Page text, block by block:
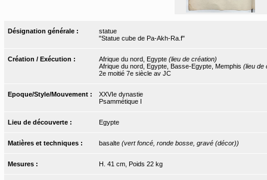
Désignation générale :
statue
"Statue cube de Pa-Akh-Ra.f"
Création / Exécution : Afrique du nord, Egypte (lieu de création)
Afrique du nord, Egypte, Basse-Egypte, Memphis (lieu de
2e moitié 7e siècle av JC
Epoque/Style/Mouvement :
XXVIe dynastie
Psammétique I
Lieu de découverte : Egypte
Matières et techniques : basalte (vert foncé, ronde bosse, gravé (décor))
Mesures : H. 41 cm, Poids 22 kg